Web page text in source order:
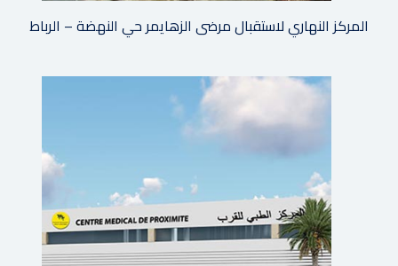
المركز النهاري لاستقبال مرضى الزهايمر حي النهضة – الرباط